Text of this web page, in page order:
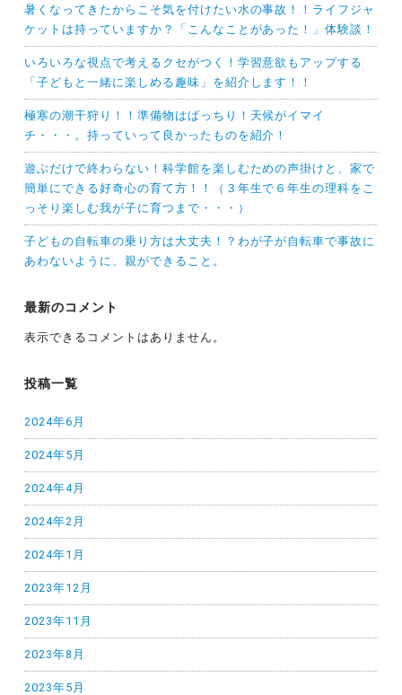
暑くなってきたからこそ気を付けたい水の事故！！ライフジャ
ケットは持っていますか？「こんなことがあった！」体験談！
いろいろな視点で考えるクセがつく！学習意欲もアップする
「子どもと一緒に楽しめる趣味」を紹介します！！
極寒の潮干狩り！！準備物はばっちり！天候がイマイ
チ・・・。持っていって良かったものを紹介！
遊ぶだけで終わらない！科学館を楽しむための声掛けと、家で
簡単にできる好奇心の育て方！！（３年生で６年生の理科をこ
っそり楽しむ我が子に育つまで・・・）
子どもの自転車の乗り方は大丈夫！？わが子が自転車で事故に
あわないように、親ができること。
最新のコメント
表示できるコメントはありません。
投稿一覧
2024年6月
2024年5月
2024年4月
2024年2月
2024年1月
2023年12月
2023年11月
2023年8月
2023年5月